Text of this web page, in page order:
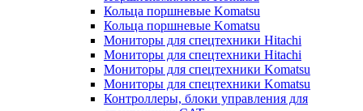
Кольца поршневые Komatsu
Кольца поршневые Komatsu
Мониторы для спецтехники Hitachi
Мониторы для спецтехники Hitachi
Мониторы для спецтехники Komatsu
Мониторы для спецтехники Komatsu
Контроллеры, блоки управления для